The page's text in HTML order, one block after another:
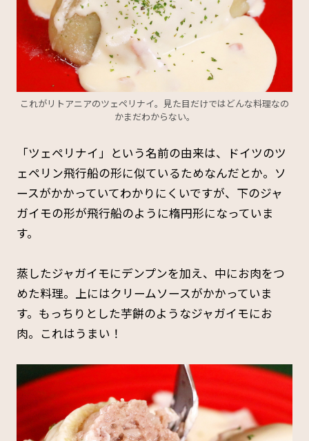
これがリトアニアのツェペリナイ。見た目だけではどんな料理なの
かまだわからない。
「ツェペリナイ」という名前の由来は、ドイツのツ
ェペリン飛行船の形に似ているためなんだとか。ソ
ースがかかっていてわかりにくいですが、下のジャ
ガイモの形が飛行船のように楕円形になっていま
す。
蒸したジャガイモにデンプンを加え、中にお肉をつ
めた料理。上にはクリームソースがかかっていま
す。もっちりとした芋餅のようなジャガイモにお
肉。これはうまい！